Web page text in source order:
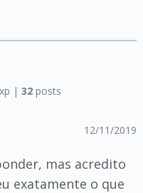
xp | 32posts
12/11/2019
mas acredito
exatamente o que